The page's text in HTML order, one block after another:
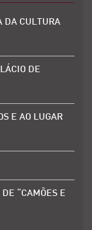
DA CULTURA
DE
E AO LUGAR
“CAMÕES E